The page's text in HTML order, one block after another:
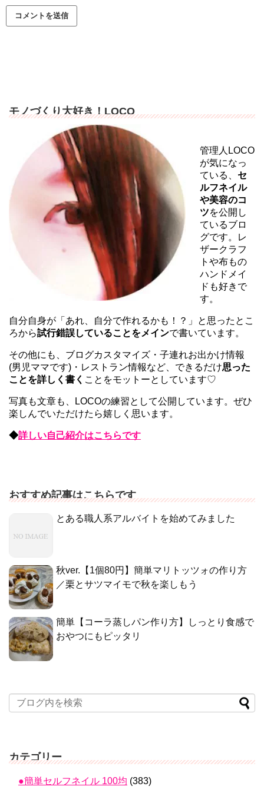
モノづくり大好き！LOCO
管理人LOCO
が気になっ
ている、 セ
ルフネイル
や美容のコ
ツを公開し
ているブロ
グです。レ
ザークラフ
トや布もの
ハンドメイ
ドも好きで
す。
自分自身が「あれ、自分で作れるかも！？」と思ったとこ
ろから試行錯誤していることをメインで書いています。
その他にも、ブログカスタマイズ・子連れお出かけ情報
(男児ママです)・レストラン情報など、できるだけ思った
ことを詳しく書く ことをモットーとしています♡
写真も文章も、LOCOの練習として公開しています。ぜひ
楽しんでいただけたら嬉しく思います。
◆詳しい自己紹介はこちらです
おすすめ記事はこちらです
とある職人系アルバイトを始めてみました
秋ver.【1個80円】簡単マリトッツォの作り方
／栗とサツマイモで秋を楽しもう
簡単【コーラ蒸しパン作り方】しっとり食感で
おやつにもピッタリ
カテゴリー
●簡単セルフネイル 100均 (383)